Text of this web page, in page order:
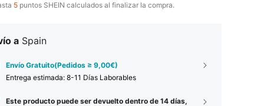
5 puntos SHEIN calculados al finalizar la compra.
a Spain
Envío Gratuito(Pedidos ≥ 9,00€)
Entrega estimada: 8-11 Días Laborables
Este producto puede ser devuelto dentro de 14 días,